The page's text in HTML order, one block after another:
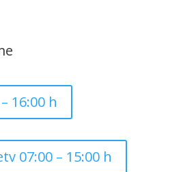
16:00 h
07:00 – 15:00 h